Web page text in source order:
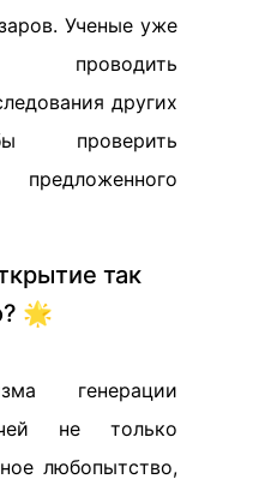
Ученые уже
других
проверить
так
🌟
генерации
не только
любопытство,